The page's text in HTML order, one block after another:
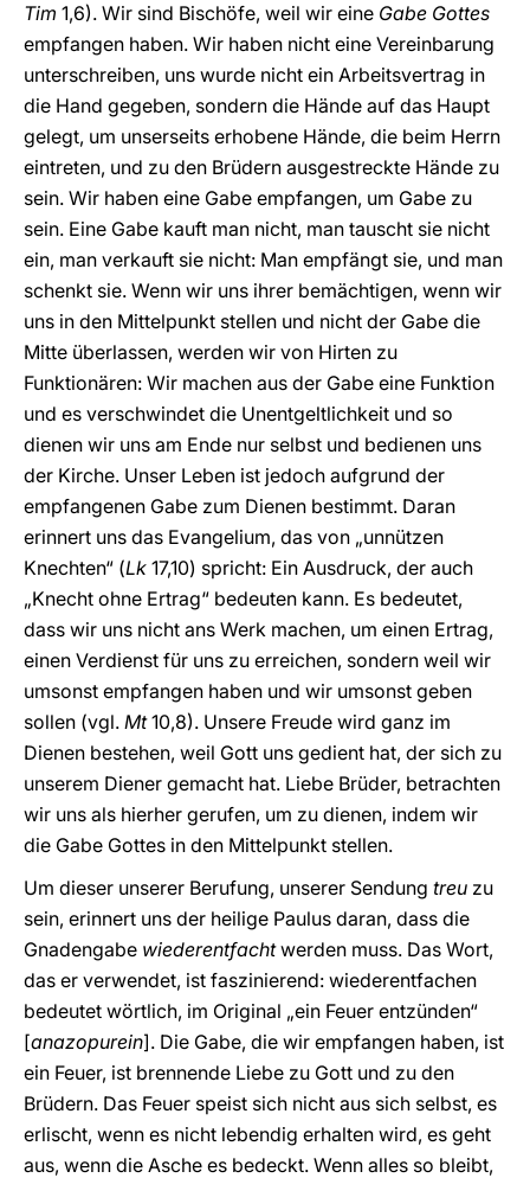
Tim 1,6). Wir sind Bischöfe, weil wir eine Gabe Gottes
empfangen haben. Wir haben nicht eine Vereinbarung
unterschreiben, uns wurde nicht ein Arbeitsvertrag in
die Hand gegeben, sondern die Hände auf das Haupt
gelegt, um unserseits erhobene Hände, die beim Herrn
eintreten, und zu den Brüdern ausgestreckte Hände zu
sein. Wir haben eine Gabe empfangen, um Gabe zu
sein. Eine Gabe kauft man nicht, man tauscht sie nicht
ein, man verkauft sie nicht: Man empfängt sie, und man
schenkt sie. Wenn wir uns ihrer bemächtigen, wenn wir
uns in den Mittelpunkt stellen und nicht der Gabe die
Mitte überlassen, werden wir von Hirten zu
Funktionären: Wir machen aus der Gabe eine Funktion
und es verschwindet die Unentgeltlichkeit und so
dienen wir uns am Ende nur selbst und bedienen uns
der Kirche. Unser Leben ist jedoch aufgrund der
empfangenen Gabe zum Dienen bestimmt. Daran
erinnert uns das Evangelium, das von „unnützen
Knechten“ (Lk 17,10) spricht: Ein Ausdruck, der auch
„Knecht ohne Ertrag“ bedeuten kann. Es bedeutet,
dass wir uns nicht ans Werk machen, um einen Ertrag,
einen Verdienst für uns zu erreichen, sondern weil wir
umsonst empfangen haben und wir umsonst geben
sollen (vgl. Mt10,8). Unsere Freude wird ganz im
Dienen bestehen, weil Gott uns gedient hat, der sich zu
unserem Diener gemacht hat. Liebe Brüder, betrachten
wir uns als hierher gerufen, um zu dienen, indem wir
die Gabe Gottes in den Mittelpunkt stellen.
Um dieser unserer Berufung, unserer Sendung treu zu
sein, erinnert uns der heilige Paulus daran, dass die
Gnadengabe wiederentfachtwerden muss. Das Wort,
das er verwendet, ist faszinierend: wiederentfachen
bedeutet wörtlich, im Original „ein Feuer entzünden“
[anazopurein]. Die Gabe, die wir empfangen haben, ist
ein Feuer, ist brennende Liebe zu Gott und zu den
Brüdern. Das Feuer speist sich nicht aus sich selbst, es
erlischt, wenn es nicht lebendig erhalten wird, es geht
aus, wenn die Asche es bedeckt. Wenn alles so bleibt,